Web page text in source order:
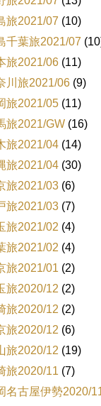
旅2021/07 (10)
千葉旅2021/07
旅2021/06 (11)
川旅2021/06 (9)
旅2021/05 (11)
旅2021/GW (16)
旅2021/04 (14)
旅2021/04 (30)
旅2021/03 (6)
旅2021/03 (7)
旅2021/02 (4)
旅2021/02 (4)
旅2021/01 (2)
旅2020/12 (2)
旅2020/12 (2)
旅2020/12 (6)
旅2020/12 (19)
旅2020/11 (7)
名古屋伊勢2020/